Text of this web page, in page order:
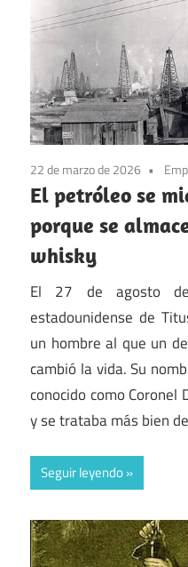
22 de marzo de 2026
El petróleo se
porque se
whisky
El 27 de agosto
estadounidense de
un hombre al que un
cambió la vida. Su
conocido como
y se trataba más bien
Seguir leyendo